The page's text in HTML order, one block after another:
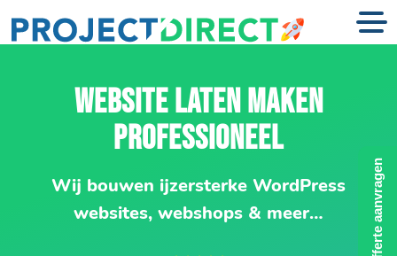
WEBSITE LATEN MAKEN
PROFESSIONEEL
Wij bouwen ijzersterke WordPress
websites, webshops & meer…
Offerte aanvragen